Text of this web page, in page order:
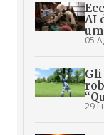
AI
05
Gli
29